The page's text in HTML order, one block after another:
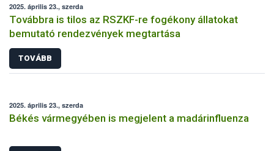
2025. április 23., szerda
Továbbra is tilos az RSZKF-re fogékony állatokat
bemutató rendezvények megtartása
TOVÁBB
2025. április 23., szerda
Békés vármegyében is megjelent a madárinfluenza